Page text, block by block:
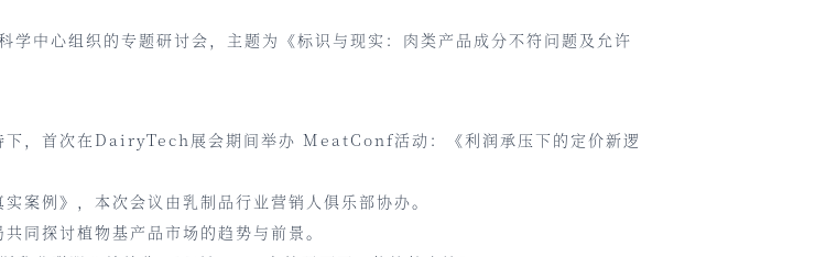
中心组织的专题研讨会，主题为《标识与现实：肉类产品成分不符问题及允许
下，首次在DairyTech展会期间举办 MeatConf活动：《利润承压下的定价新逻
案例》，本次会议由乳制品行业营销人俱乐部协办。
同探讨植物基产品市场的趋势与前景。